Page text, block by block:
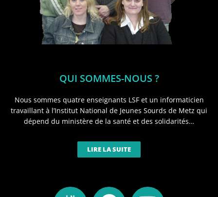
QUI SOMMES-NOUS ?
Nous sommes quatre enseignants LSF et un informaticien
travaillant à l’Institut National de Jeunes Sourds de Metz qui
dépend du ministère de la santé et des solidarités…
LIRE LA SUITE